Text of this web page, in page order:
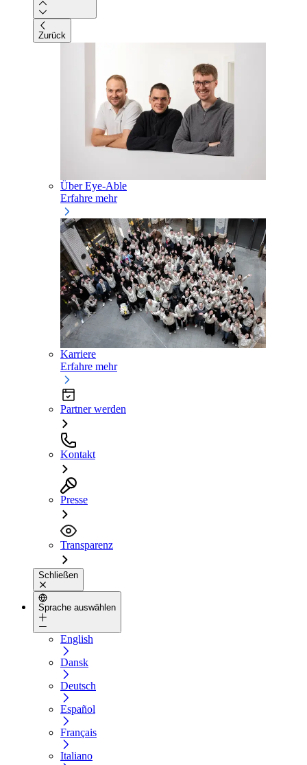
Zurück
Über Eye-Able
Erfahre mehr
Karriere
Erfahre mehr
Partner werden
Kontakt
Presse
Transparenz
Schließen
Sprache auswählen
English
Dansk
Deutsch
Español
Français
Italiano